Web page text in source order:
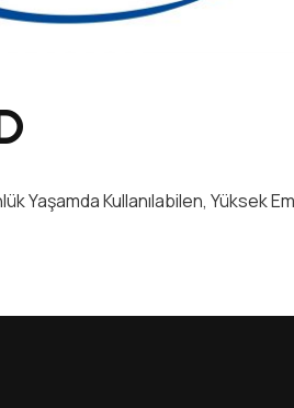
Yaşamda Kullanılabilen, Yüksek